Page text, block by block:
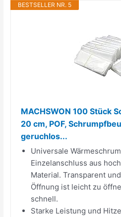
BESTSELLER NR. 5
MACHSWON 100 Stück
20 cm, POF,
geruchlos...
Universale
Einzelanschluss aus
Material. Transparent
Öffnung ist leicht zu
schnell.
Starke Leistung und